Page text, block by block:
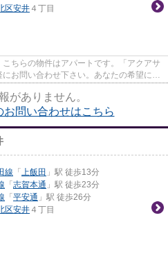
区安井 ４丁目
ちらの物件はアパートです。「アクアサ
お問い合わせ下さい。あなたの希望に合
がありません。
お問い合わせはこちら
線 「 上飯田 」駅 徒歩13分
「 志賀本通 」駅 徒歩23分
「 平安通 」駅 徒歩26分
区安井 ４丁目